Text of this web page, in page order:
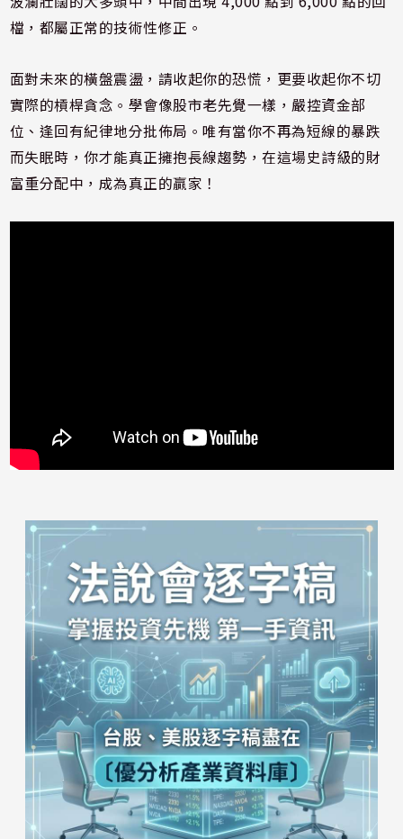
檔，都屬正常的技術性修正。
面對未來的橫盤震盪，請收起你的恐慌，更要收起你不切
實際的槓桿貪念。學會像股市老先覺一樣，嚴控資金部
位、逢回有紀律地分批佈局。唯有當你不再為短線的暴跌
而失眠時，你才能真正擁抱長線趨勢，在這場史詩級的財
富重分配中，成為真正的贏家！